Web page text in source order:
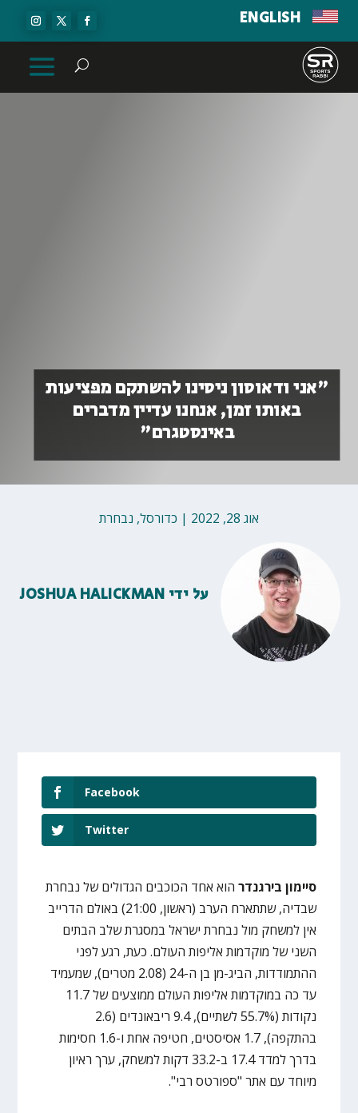
ENGLISH
"אני ודאוסון ניסינו להשתקם מפציעות
באותו זמן, אנחנו עדיין מדברים
באינסטגרם"
אוג 28, 2022 | כדורסל, נבחרת
על ידי JOSHUA HALICKMAN
Facebook
Twitter
סיימון בירגנדר הוא אחד הכוכבים הגדולים של נבחרת
שבדיה, שתתארח הערב (ראשון, 21:00) באולם הדרייב
אין למשחק מול נבחרת ישראל במסגרת שלב הבתים
השני של מוקדמות אליפות העולם. כעת, רגע לפני
ההתמודדות, הביג-מן בן ה-24 (2.08 מטרים), שמעמיד
עד כה במוקדמות אליפות העולם ממוצעים של 11.7
נקודות (55.7% לשתיים), 9.4 ריבאונדים (2.6
בהתקפה), 1.7 אסיסטים, חטיפה אחת ו-1.6 חסימות
בדרך למדד 17.4 ב-33.2 דקות למשחק, ערך ראיון
מיוחד עם אתר "ספורטס רבי".